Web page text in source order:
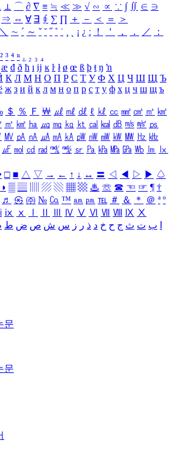
⊥ ⌒ ∂ ∇ ≡ ≒ ≪ ≫ √ ∽ ∝ ∵ ∫ ∬ ∈ ∋
⇒ ⇔ ∀ ∃ ∮ ∑ ∏ ＋ － ＜ ＝
＞
＼ ∼ ´ ～ ˇ ˘ ˝ ˚ ˙ ¸ ¡ ¿ ː ！ ＇ ， ． ／
：
² ³ ⁴ ⁿ ₁ ₂ ₃ ₄
æ đ ð ħ ı ĳ ĸ ŀ ł ø œ ß þ ŧ ŋ ŉ
К Л М Н О П Р С Т У Ф Х Ц Ч Ш Щ Ъ
ж з и й к л м н о п р с т у ф х ц ч ш щ ъ
＄ ％ Ｆ ￦ ㎕ ㎖ ㎗ ℓ ㎘ ㏄ ㎣ ㎤ ㎥ ㎦
㎡ ㎢ ㏊ ㎍ ㎎ ㎏ ㏏ ㎈ ㎉ ㏈ ㎧ ㎨ ㎰
㎹ ㎀ ㎁ ㎂ ㎃ ㎄ ㎺ ㎻ ㎽ ㎾ ㎿ ㎐ ㎑
㎌ ㏖ ㏅ ㎭ ㎮ ㎯ ㏛ ㎩ ㎪ ㎫ ㎬ ㏝ ㏐
㏓
□ ■ △ ▽ → ← ↑ ↓ ↔ 〓 ◁ ◀ ▷ ▶ ♤
◑ ▒ ▤ ▨ ▧ ▦ ▩ ♨ ☏ ☎ ☜ ☞ ¶ †
♬ ㉿ ㈜ № ㏇ ™ ㏂ ㏘ ℡ ＃ ＆ ＊ ＠ ª º
ⅸ ⅹ Ⅳ Ⅴ Ⅵ Ⅶ Ⅷ Ⅸ Ⅹ
ب ت ث ج ح خ د ذ ر ز س ش ص ض ط
문
문